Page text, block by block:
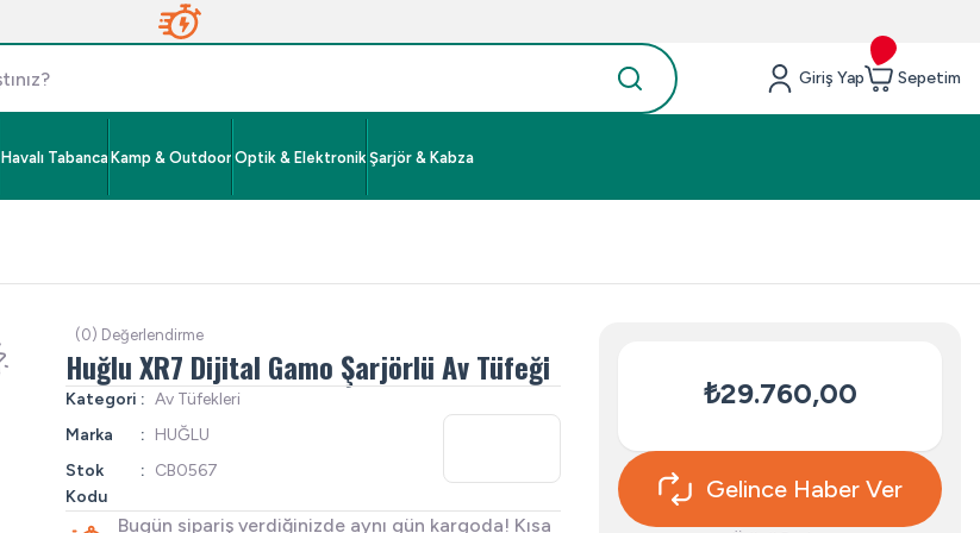
Giriş Yap Sepetim
Havalı Tabanca Kamp & Outdoor Optik & Elektronik Şarjör & Kabza
(0) Değerlendirme
Huğlu XR7 Dijital Gamo Şarjörlü Av Tüfeği
Kategori
Av Tüfekleri
Marka
HUĞLU
Stok
Kodu
CB0567
Bugün sipariş verdiğinizde aynı gün kargoda! Kısa
₺29.760,00
Gelince Haber Ver